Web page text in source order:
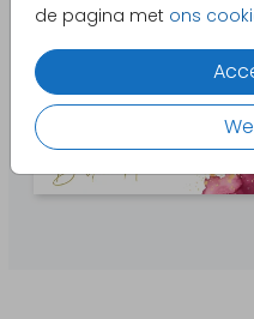
de pagina met ons